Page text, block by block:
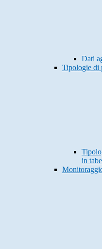
Dati
Tipologie di
in